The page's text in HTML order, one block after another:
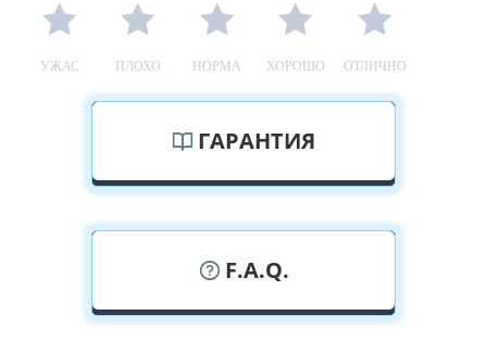
УЖАС ПЛОХО НОРМА ХОРОШО ОТЛИЧНО
ГАРАНТИЯ
F.A.Q.